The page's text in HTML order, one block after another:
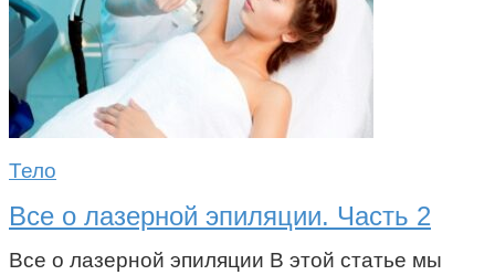
Тело
Все о лазерной эпиляции. Часть 2
Все о лазерной эпиляции В этой статье мы